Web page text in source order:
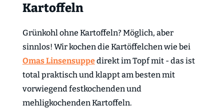
Kartoffeln
Grünkohl ohne Kartoffeln? Möglich, aber
sinnlos! Wir kochen die Kartöffelchen wie bei
Omas Linsensuppedirekt im Topf mit - das ist
total praktisch und klappt am besten mit
vorwiegend festkochenden und
mehligkochenden Kartoffeln.